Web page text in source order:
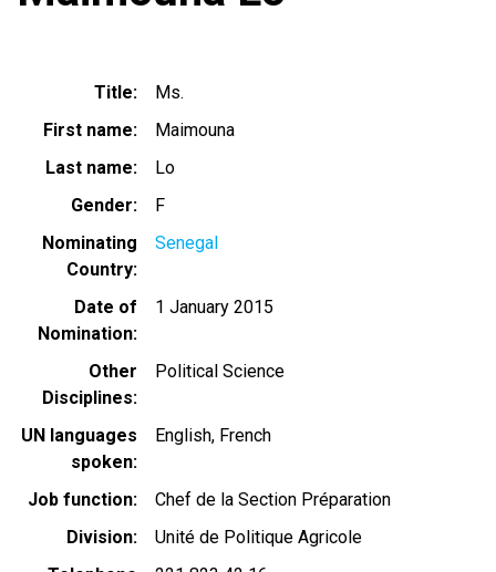
Title
Ms.
First name
Maimouna
Last name
Lo
Gender
F
Nominating
Country
Senegal
Date of
Nomination
1 January 2015
Other
Disciplines
Political Science
UN languages
spoken
English French
Job function
Chef de la Section Préparation
Division
Unité de Politique Agricole